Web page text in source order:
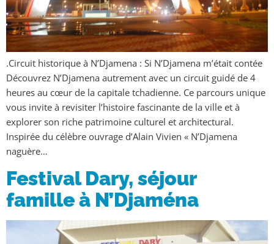
.Circuit historique à N’Djamena : Si N’Djamena m’était contée
Découvrez N’Djamena autrement avec un circuit guidé de 4
heures au cœur de la capitale tchadienne. Ce parcours unique
vous invite à revisiter l’histoire fascinante de la ville et à
explorer son riche patrimoine culturel et architectural.
Inspirée du célèbre ouvrage d’Alain Vivien « N’Djamena
naguère…
Festival Dary, séjour
famille à N’Djaména